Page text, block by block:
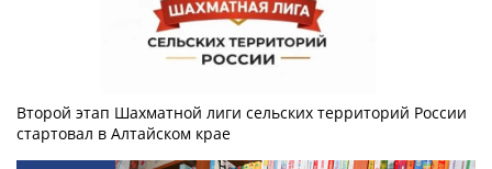
Второй этап Шахматной лиги сельских территорий России
стартовал в Алтайском крае